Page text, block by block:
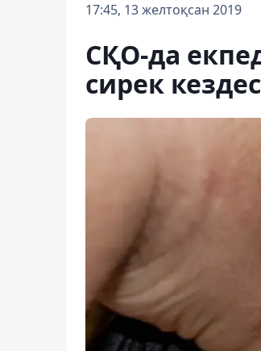
17:45, 13 желтоқсан 2019
СҚО-да
сирек